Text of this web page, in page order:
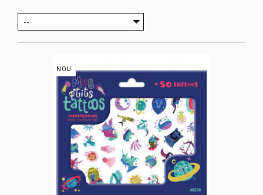
--
NOU